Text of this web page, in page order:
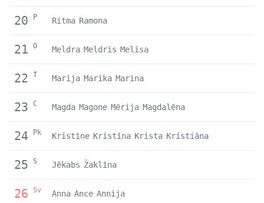
20 P Ritma Ramona
21 O Meldra Meldris Melisa
22 T Marija Marika Marina
23 C Magda Magone Mērija Magdalēna
24 Pk Kristīne Kristīna Krista Kristiāna
25 S Jēkabs Žaklīna
26 Sv Anna Ance Annija